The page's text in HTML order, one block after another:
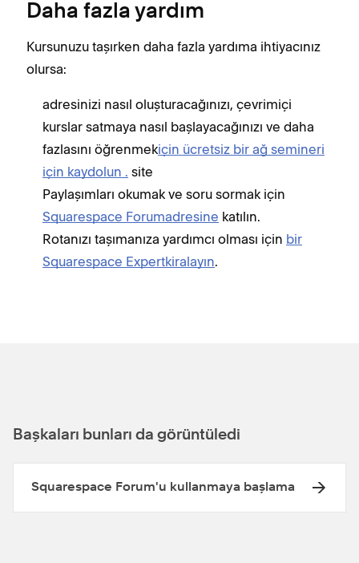
Daha fazla yardım
Kursunuzu taşırken daha fazla yardıma ihtiyacınız
olursa:
adresinizi nasıl oluşturacağınızı, çevrimiçi
kurslar satmaya nasıl başlayacağınızı ve daha
fazlasını öğrenmekiçin ücretsiz bir ağ semineri
için kaydolun . site
Paylaşımları okumak ve soru sormak için
Squarespace Forumadresine katılın.
Rotanızı taşımanıza yardımcı olması için bir
Squarespace Expertkiralayın.
Başkaları bunları da görüntüledi
Squarespace Forum'u kullanmaya başlama